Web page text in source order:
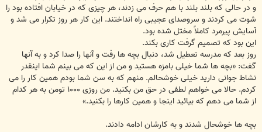
و در حالی که بلند بلند با هم حرف می زدند، هر چیزی که در خیابان افتاده بود را
شوت می کردند و سروصداى عجیبی راه انداختند. این کار هر روز تکرار می شد و
آسایش پیرمرد کاملاً مختل شده بود.
این بود که تصمیم گرفت کاری بکند.
روز بعد که مدرسه تعطیل شد، دنبال بچه ها رفت و آنها را صدا کرد و به آنها
گفت: «بچه ها شما خیلی بامزه هستید و من از این که می بینم شما اینقدر
نشاط جوانی دارید خیلی خوشحالم. منهم که به سن شما بودم همین کار را می
کردم. حالا می خواهم لطفی در حق من بکنید. من روزی ۱۰۰۰ تومن به هر کدام
از شما می دهم که بیائید اینجا و همین کارها را بکنید.»
بچه ها خوشحال شدند و به کارشان ادامه دادند.